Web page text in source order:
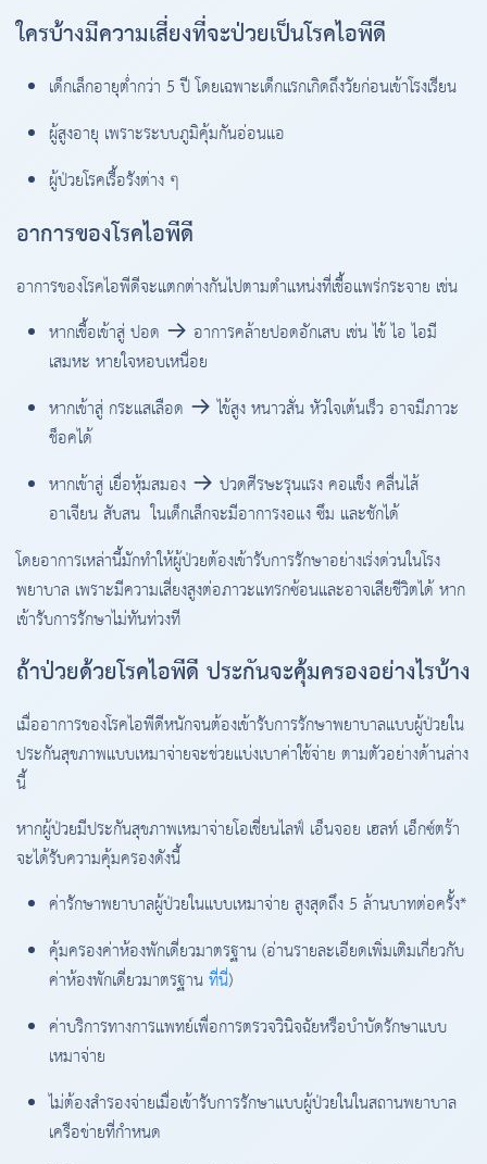
ใครบ้างมีความเสี่ยงที่จะป่วยเป็นโรคไอพีดี
เด็กเล็กอายุต่ำกว่า 5 ปี โดยเฉพาะเด็กแรกเกิดถึงวัยก่อนเข้าโรงเรียน
ผู้สูงอายุ เพราะระบบภูมิคุ้มกันอ่อนแอ
ผู้ป่วยโรคเรื้อรังต่าง ๆ
อาการของโรคไอพีดี
อาการของโรคไอพีดีจะแตกต่างกันไปตามตำแหน่งที่เชื้อแพร่กระจาย เช่น
หากเชื้อเข้าสู่ ปอด → อาการคล้ายปอดอักเสบ เช่น ไข้ ไอ ไอมี
เสมหะ หายใจหอบเหนื่อย
หากเข้าสู่ กระแสเลือด → ไข้สูง หนาวสั่น หัวใจเต้นเร็ว อาจมีภาวะ
ช็อคได้
หากเข้าสู่ เยื่อหุ้มสมอง → ปวดศีรษะรุนแรง คอแข็ง คลื่นไส้
อาเจียน สับสน ในเด็กเล็กจะมีอาการงอแง ซึม และชักได้
โดยอาการเหล่านี้มักทำให้ผู้ป่วยต้องเข้ารับการรักษาอย่างเร่งด่วนในโรง
พยาบาล เพราะมีความเสี่ยงสูงต่อภาวะแทรกซ้อนและอาจเสียชีวิตได้ หาก
เข้ารับการรักษาไม่ทันท่วงที
ถ้าป่วยด้วยโรคไอพีดี ประกันจะคุ้มครองอย่างไรบ้าง
เมื่ออาการของโรคไอพีดีหนักจนต้องเข้ารับการรักษาพยาบาลแบบผู้ป่วยใน
ประกันสุขภาพแบบเหมาจ่ายจะช่วยแบ่งเบาค่าใช้จ่าย ตามตัวอย่างด้านล่าง
นี้
หากผู้ป่วยมีประกันสุขภาพเหมาจ่ายโอเชี่ยนไลฟ์ เอ็นจอย เฮลท์ เอ็กซ์ตร้า
จะได้รับความคุ้มครองดังนี้
ค่ารักษาพยาบาลผู้ป่วยในแบบเหมาจ่าย สูงสุดถึง 5 ล้านบาทต่อครั้ง*
คุ้มครองค่าห้องพักเดี่ยวมาตรฐาน (อ่านรายละเอียดเพิ่มเติมเกี่ยวกับ
ค่าห้องพักเดี่ยวมาตรฐานที่นี่)
ค่าบริการทางการแพทย์เพื่อการตรวจวินิจฉัยหรือบำบัดรักษาแบบ
เหมาจ่าย
ไม่ต้องสำรองจ่ายเมื่อเข้ารับการรักษาแบบผู้ป่วยในในสถานพยาบาล
เครือข่ายที่กำหนด